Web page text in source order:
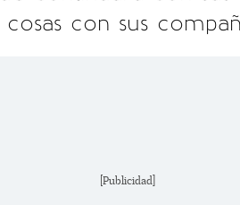
cosas con sus
[Publicidad]